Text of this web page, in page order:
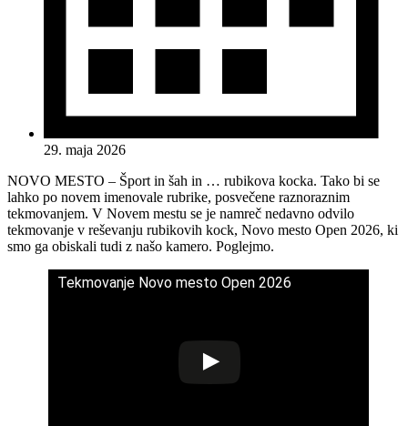
29. maja 2026
NOVO MESTO – Šport in šah in … rubikova kocka. Tako bi se
lahko po novem imenovale rubrike, posvečene raznoraznim
tekmovanjem. V Novem mestu se je namreč nedavno odvilo
tekmovanje v reševanju rubikovih kock, Novo mesto Open 2026, ki
smo ga obiskali tudi z našo kamero. Poglejmo.
Tekmovanje Novo mesto Open 2026